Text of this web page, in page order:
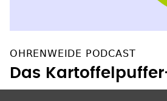
OHRENWEIDE PODCAST
Das